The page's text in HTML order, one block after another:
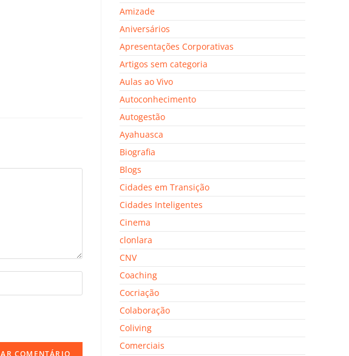
Amizade
Aniversários
Apresentações Corporativas
Artigos sem categoria
Aulas ao Vivo
Autoconhecimento
Autogestão
Ayahuasca
Biografia
Blogs
Cidades em Transição
Cidades Inteligentes
Cinema
clonlara
CNV
Coaching
Cocriação
Colaboração
Coliving
Comerciais